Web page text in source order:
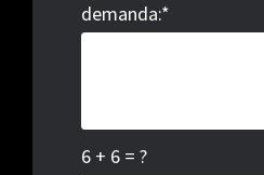
demanda:*
6 + 6 = ?